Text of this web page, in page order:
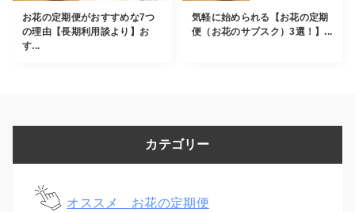
お花の定期便がおすすめな7つ
の理由【長期利用談より】お
す...
気軽に始められる【お花の定期
便（お花のサブスク）3選！】...
カテゴリー
オススメ お花の定期便